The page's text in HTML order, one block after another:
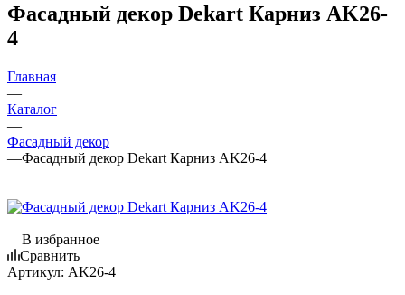
Фасадный декор Dekart Карниз AK26-
4
Главная
—
Каталог
—
Фасадный декор
—Фасадный декор Dekart Карниз AK26-4
В избранное
Сравнить
Артикул: AK26-4